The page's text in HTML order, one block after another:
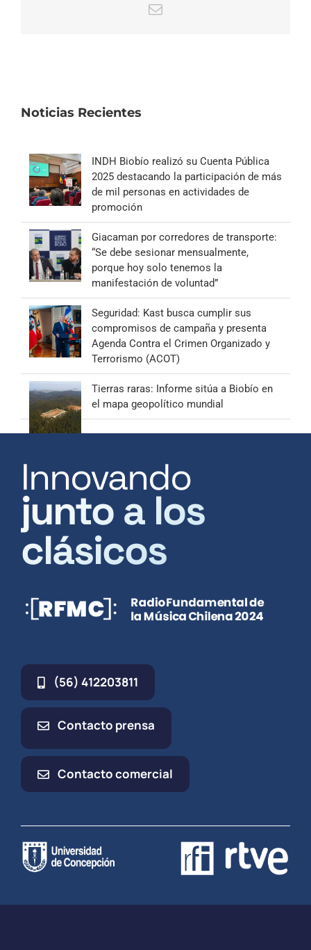
Correo
Noticias Recientes
INDH Biobío realizó su Cuenta Pública
2025 destacando la participación de más
de mil personas en actividades de
promoción
Giacaman por corredores de transporte:
“Se debe sesionar mensualmente,
porque hoy solo tenemos la
manifestación de voluntad”
Seguridad: Kast busca cumplir sus
compromisos de campaña y presenta
Agenda Contra el Crimen Organizado y
Terrorismo (ACOT)
Tierras raras: Informe sitúa a Biobío en
el mapa geopolítico mundial
Innovando
junto a los
clásicos
(56) 412203811
Contacto prensa
Contacto comercial